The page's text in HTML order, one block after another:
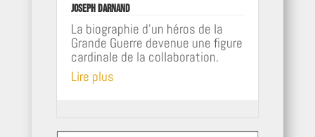
Joseph Darnand
La biographie d'un héros de la
Grande Guerre devenue une figure
cardinale de la collaboration.
Lire plus